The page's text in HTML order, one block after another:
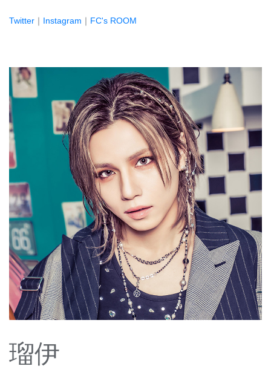
Twitter ｜ Instagram ｜ FC's ROOM
瑠伊